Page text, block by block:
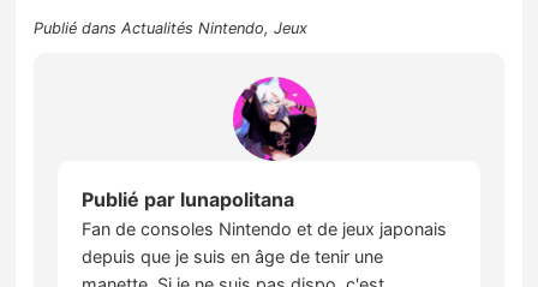
Publié dansActualités Nintendo,Jeux
Publié par lunapolitana
Fan de consoles Nintendo et de jeux japonais
depuis que je suis en âge de tenir une